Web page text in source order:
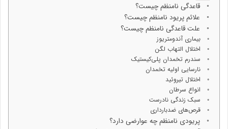
قاعدگی نامنظم چیست؟
علائم پریود نامنظم چیست؟
علت قاعدگی نامنظم چیست؟
بیماری آندومتریوز
اختلال التهاب لگن
سندرم تخمدان پلی‌کیستیک
نارسایی اولیه تخمدان
اختلال تیروئید
انواع سرطان
سبک زندگی نادرست
قرص‌های ضدبارداری
پریودی نامنظم چه عوارضی دارد؟